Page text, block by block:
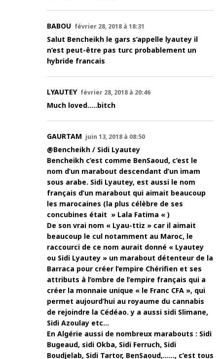
BABOU février 28, 2018 à 18:31
Salut Bencheikh le gars s’appelle lyautey il
n’est peut-être pas turc probablement un
hybride francais
LYAUTEY février 28, 2018 à 20:46
Much loved…..bitch
GAURTAM juin 13, 2018 à 08:50
@Bencheikh / Sidi Lyautey
Bencheikh c’est comme BenSaoud, c’est le
nom d’un marabout descendant d’un imam
sous arabe. Sidi Lyautey, est aussi le nom
français d’un marabout qui aimait beaucoup
les marocaines (la plus célèbre de ses
concubines était » Lala Fatima « )
De son vrai nom « Lyau-ttiz » car il aimait
beaucoup le cul notamment au Maroc, le
raccourci de ce nom aurait donné « Lyautey
ou Sidi Lyautey » un marabout détenteur de la
Barraca pour créer l’empire Chérifien et ses
attributs à l’ombre de l’empire français qui a
créer la monnaie unique « le Franc CFA », qui
permet aujourd’hui au royaume du cannabis
de rejoindre la Cédéao. y a aussi sidi Slimane,
Sidi Azoulay etc…
En Algérie aussi de nombreux marabouts : Sidi
Bugeaud, sidi Okba, Sidi Ferruch, Sidi
Boudjelab, Sidi Tartor, BenSaoud,……, c’est tous